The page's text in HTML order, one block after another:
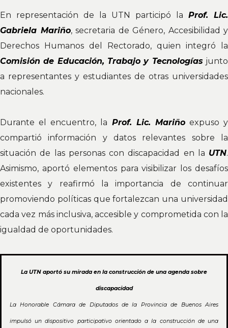
En representación de la UTN participó la Prof. Lic.
Gabriela Mariño, secretaria de Género, Accesibilidad y
Derechos Humanos del Rectorado, quien integró la
Comisión de Educación, Trabajo y Tecnologías junto
a representantes y estudiantes de otras universidades
nacionales.
Durante el encuentro, la Prof. Lic. Mariñoexpuso y
compartió información y datos relevantes sobre la
situación de las personas con discapacidad en la UTN.
Asimismo, aportó elementos para visibilizar los desafíos
existentes y reafirmó la importancia de continuar
promoviendo políticas que fortalezcan una universidad
cada vez más inclusiva, accesible y comprometida con la
igualdad de oportunidades.
La UTN aportó su mirada en la construcción de una agenda sobre
discapacidad
La Honorable Cámara de Diputados de la Provincia de Buenos Aires
impulsó un dispositivo participativo orientado a la construcción de una